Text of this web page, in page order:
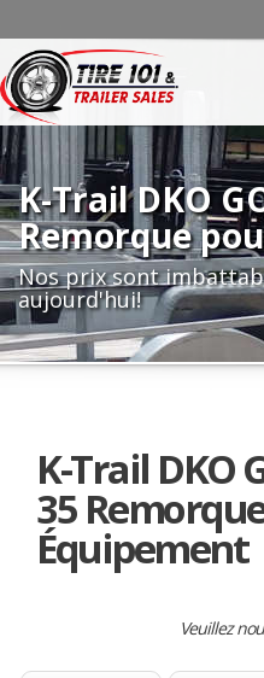
K-Trail DKO
Remorque
Nos prix sont
aujourd'hui!
K-Trail DKO
35
Équipement
Veuillez